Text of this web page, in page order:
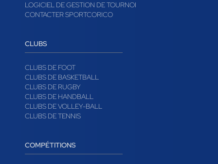
LOGICIEL DE GESTION DE TOURNOI
CONTACTER SPORTCORICO
CLUBS
CLUBS DE FOOT
CLUBS DE BASKETBALL
CLUBS DE RUGBY
CLUBS DE HANDBALL
CLUBS DE VOLLEY-BALL
CLUBS DE TENNIS
COMPÉTITIONS